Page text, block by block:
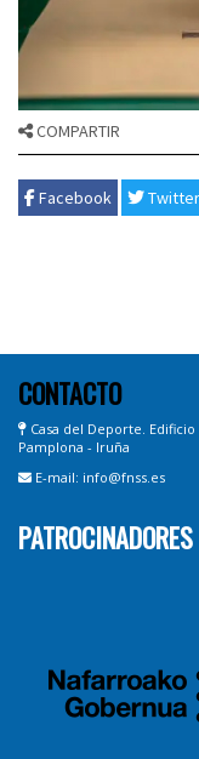
COMPARTIR
Facebook Twitter
CONTACTO
Casa del Deporte. Edificio
Pamplona - Iruña
E-mail: info@fnss.es
PATROCINADORES